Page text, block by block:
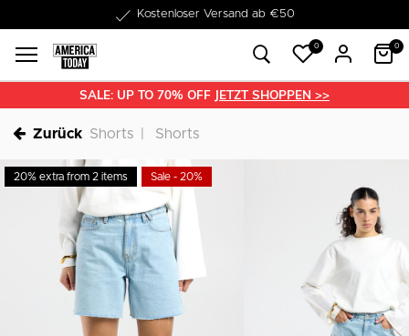
1-3 Werktage Lieferzeit
0 0
SALE: UP TO 70% OFF JETZT SHOPPEN >>
Zurück Shorts Shorts
20% extra from 2 items Sale - 20%